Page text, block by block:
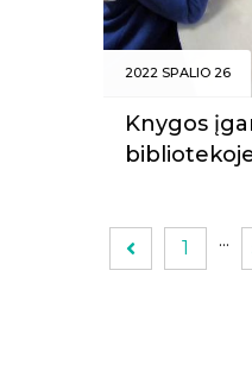
2022 SPALIO 26
Knygos
1 ...